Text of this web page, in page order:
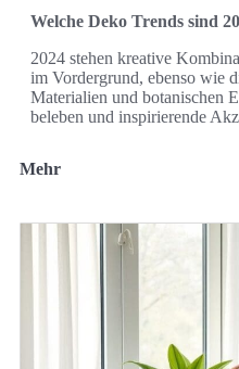
Welche Deko Trends sind
2024 stehen kreative
im Vordergrund, ebenso wie
Materialien und botanischen
beleben und inspirierende
Mehr